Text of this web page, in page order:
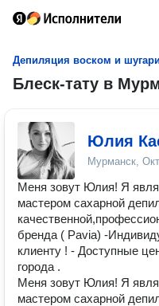
Депиляция воском и
Блеск-тату в
Юлия
Мурманск,
Меня зовут Юлия! Я
мастером сахарной
бренда ( Pavia) -
клиенту ! - Доступные
города .
Меня зовут Юлия! Я
мастером сахарной